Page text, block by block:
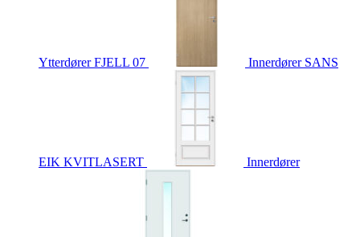
YtterdørerFJELL 07 Innerdører SANS
EIK KVITLASERT Innerdører